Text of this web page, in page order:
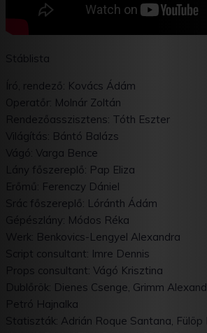
Stáblista
Író, rendező: Kovács Ádám
Operatőr: Molnár Zoltán
Rendezőasszisztens: Tóth Eszter
Világítás: Bántó Balázs
Vágó: Varga Bence
Lány főszereplő: Pap Eliza
Erőmű: Ferenczy Dániel
Srác főszereplő: Lóránth Ádám
Gépészlány: Módos Réka
Werk: Benkovics-Lengyel Alexandra
Script consultant: Imre Dennis
Props consultant: Vágó Krisztina
Dublőrök: Dienes Csenge, Grimm
Petró Hajnalka
Statiszták: Adrián Roque Santana,